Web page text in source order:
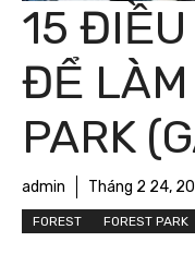
15
ĐỂ LÀM
PARK
admin Tháng 2 24,
FOREST FOREST PARK